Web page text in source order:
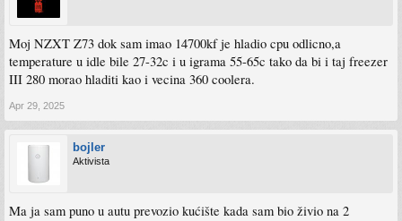
Moj NZXT Z73 dok sam imao 14700kf je hladio cpu odlicno,a
temperature u idle bile 27-32c i u igrama 55-65c tako da bi i taj freezer
III 280 morao hladiti kao i vecina 360 coolera.
Apr 29, 2025
bojler
Aktivista
Ma ja sam puno u autu prevozio kućište kada sam bio živio na 2